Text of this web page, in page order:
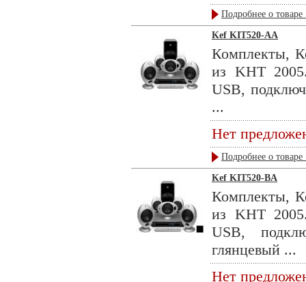
Подробнее о товаре
Kef KIT520-AA
Комплекты,
из KHT
USB,
...
Нет
Подробнее о товаре
Kef KIT520-BA
Комплекты,
из KHT
USB,
глянцевый ...
Нет